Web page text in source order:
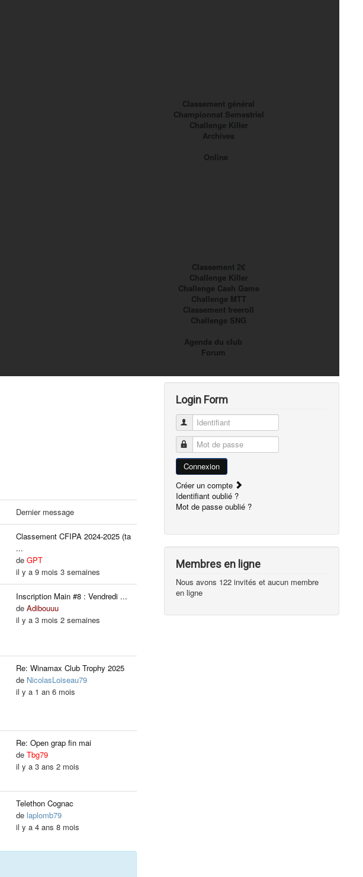
Classement général
Championnat Semestriel
Challenge Killer
Archives
Online
Classement 2€
Challenge Killer
Challenge Cash Game
Challenge MTT
Classement freeroll
Challenge SNG
Agenda du club
Forum
Dernier message
Classement CFIPA 2024-2025 (ta
...
de GPT
il y a 9 mois 3 semaines
Inscription Main #8 : Vendredi ...
de Adibouuu
il y a 3 mois 2 semaines
Re: Winamax Club Trophy 2025
de NicolasLoiseau79
il y a 1 an 6 mois
Re: Open grap fin mai
de Tbg79
il y a 3 ans 2 mois
Telethon Cognac
de laplomb79
il y a 4 ans 8 mois
Login Form
Identifiant
Mot de passe
Connexion
Créer un compte
Identifiant oublié ?
Mot de passe oublié ?
Membres en ligne
Nous avons 122 invités et aucun membre
en ligne